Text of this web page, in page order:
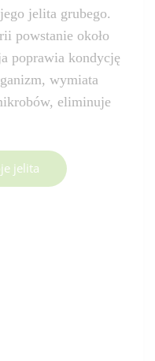
jelita grubego.
powstanie około
poprawia kondycję
wymiata
eliminuje
jelita